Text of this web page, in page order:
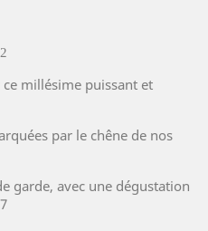
millésime puissant et
par le chêne de nos
garde, avec une dégustation